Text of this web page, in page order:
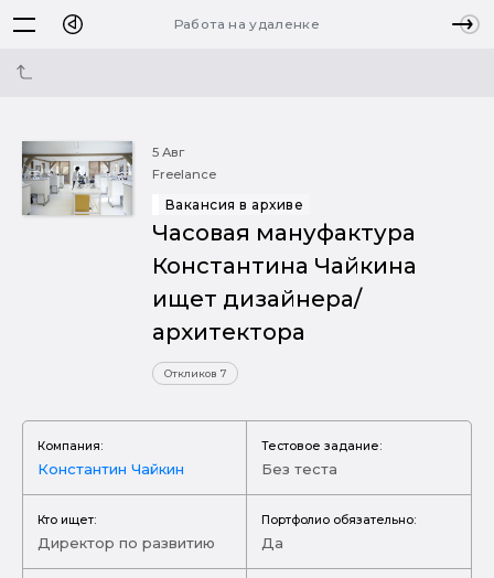
Работа на удаленке
5 Авг
Freelance
Вакансия в архиве
Часовая мануфактура
Константина Чайкина
ищет дизайнера/
архитектора
Откликов 7
Компания:
Константин Чайкин
Тестовое задание:
Без теста
Кто ищет:
Директор по развитию
Портфолио обязательно:
Да